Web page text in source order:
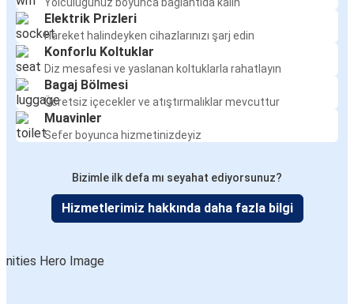
Elektrik Prizleri
Hareket halindeyken cihazlarınızı şarj edin
Konforlu Koltuklar
Diz mesafesi ve yaslanan koltuklarla rahatlayın
Bagaj Bölmesi
Ücretsiz içecekler ve atıştırmalıklar mevcuttur
Muavinler
Sefer boyunca hizmetinizdeyiz
Bizimle ilk defa mı seyahat ediyorsunuz?
Hizmetlerimiz hakkında daha fazla bilgi